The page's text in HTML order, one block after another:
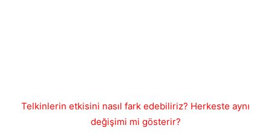
Telkinlerin etkisini nasıl fark edebiliriz? Herkeste aynı
değişimi mi gösterir?